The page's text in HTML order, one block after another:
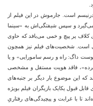
است. جارموش در این فیلم از
و سپس شیفتگی‌اش به «سینما
کلاف پر پیچ و خمی می‌بافد که حاوی
است. شخصیت‌های فیلم نیز همچون
داگ: راه و رسم سامورایی» و یا
مرده»، فاقد هویت مستقل و مشخصی
که این موضوع بار دیگر بر جنبه‌های
قابل قبول یکایک بازیگران فیلم بویژه
تا با غرابت و پیچیدگی‌های رفتاریِ